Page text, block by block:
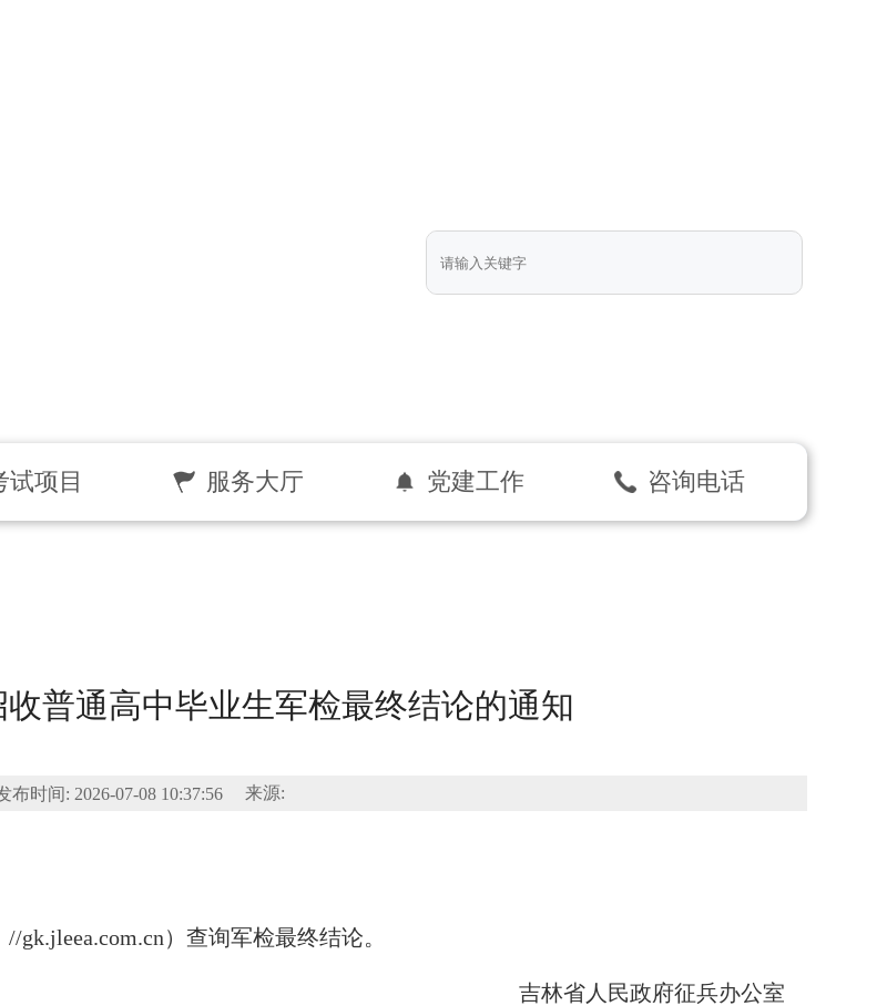
试项目 服务大厅 党建工作 咨询电话
普通高中毕业生军检最终结论的通知
布时间: 2026-07-08 10:37:56 来源:
）查询军检最终结论。
吉林省人民政府征兵办公室